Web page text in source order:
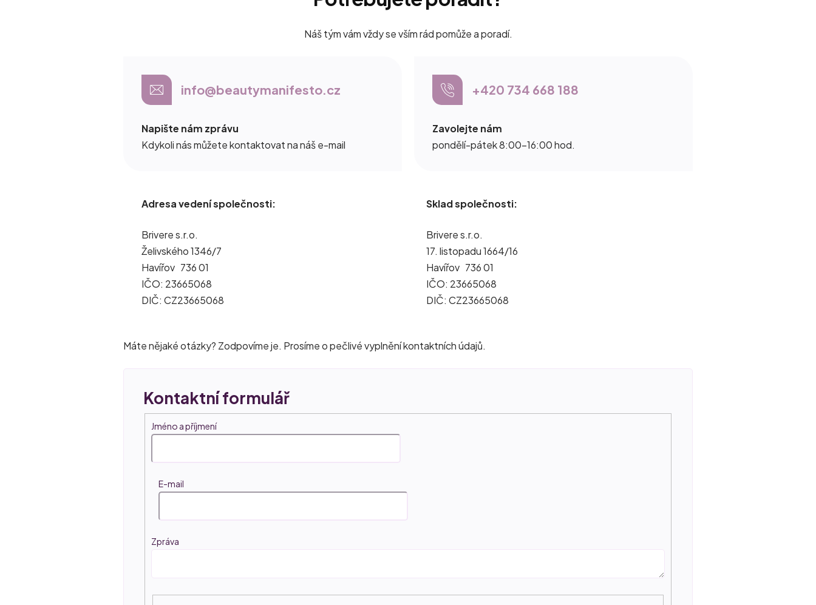
Náš tým vám vždy se vším rád pomůže a poradí.
info@beautymanifesto.cz
Napište nám zprávu
Kdykoli nás můžete kontaktovat na náš e-mail
+420 734 668 188
Zavolejte nám
pondělí-pátek 8:00–16:00 hod.
Adresa vedení společnosti:
Brivere s.r.o.
Želivského 1346/7
Havířov 736 01
IČO: 23665068
DIČ: CZ23665068
Sklad společnosti:
Brivere s.r.o.
17. listopadu 1664/16
Havířov 736 01
IČO: 23665068
DIČ: CZ23665068
Máte nějaké otázky? Zodpovíme je. Prosíme o pečlivé vyplnění kontaktních údajů.
Jméno a příjmení
E-mail
Zpráva